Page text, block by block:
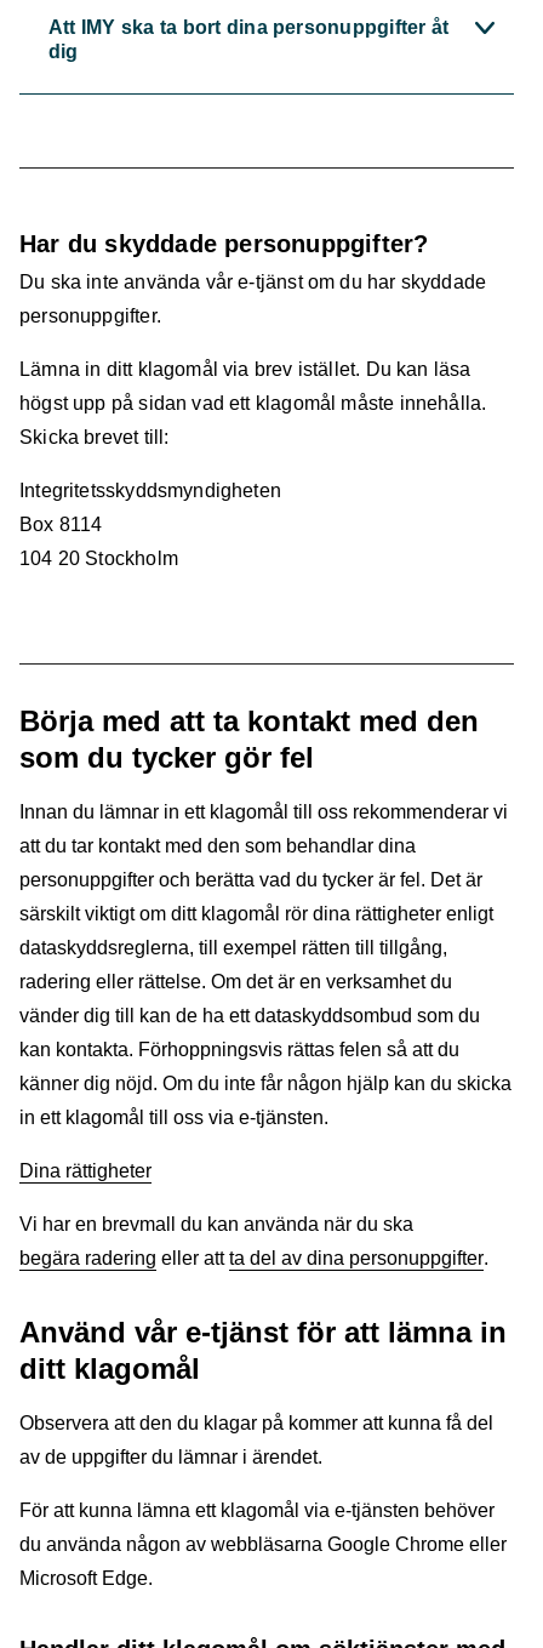
Att IMY ska ta bort dina personuppgifter åt
dig
Har du skyddade personuppgifter?
Du ska inte använda vår e-tjänst om du har skyddade
personuppgifter.
Lämna in ditt klagomål via brev istället. Du kan läsa
högst upp på sidan vad ett klagomål måste innehålla.
Skicka brevet till:
Integritetsskyddsmyndigheten
Box 8114
104 20 Stockholm
Börja med att ta kontakt med den
som du tycker gör fel
Innan du lämnar in ett klagomål till oss rekommenderar vi
att du tar kontakt med den som behandlar dina
personuppgifter och berätta vad du tycker är fel. Det är
särskilt viktigt om ditt klagomål rör dina rättigheter enligt
dataskyddsreglerna, till exempel rätten till tillgång,
radering eller rättelse. Om det är en verksamhet du
vänder dig till kan de ha ett dataskyddsombud som du
kan kontakta. Förhoppningsvis rättas felen så att du
känner dig nöjd. Om du inte får någon hjälp kan du skicka
in ett klagomål till oss via e-tjänsten.
Dina rättigheter
Vi har en brevmall du kan använda när du ska
begära radering eller attta del av dina personuppgifter.
Använd vår e-tjänst för att lämna in
ditt klagomål
Observera att den du klagar på kommer att kunna få del
av de uppgifter du lämnar i ärendet.
För att kunna lämna ett klagomål via e-tjänsten behöver
du använda någon av webbläsarna Google Chrome eller
Microsoft Edge.